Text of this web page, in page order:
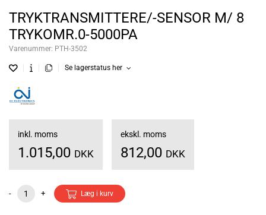
TRYKTRANSMITTERE/-SENSOR M/ 8
TRYKOMR.0-5000PA
Varenummer: PTH-3502
Se lagerstatus her
inkl. moms
1.015,00 DKK
ekskl. moms
812,00 DKK
- + Læg i kurv